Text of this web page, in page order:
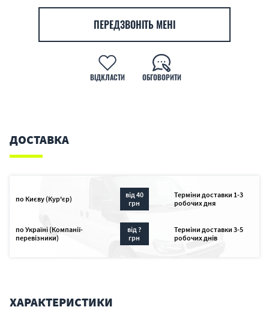
ПЕРЕДЗВОНІТЬ МЕНІ
ВІДКЛАСТИ ОБГОВОРИТИ
ДОСТАВКА
по Києву (Кур'єр)
від 40
грн
Терміни доставки 1-3
робочих дня
по Україні (Компанії-
перевізники)
від ?
грн
Терміни доставки 3-5
робочих днів
ХАРАКТЕРИСТИКИ